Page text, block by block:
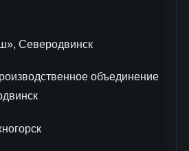
Северодвинск
объединение